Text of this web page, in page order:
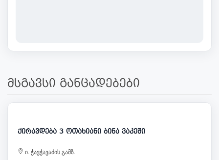
მსგავსი განცადებები
3 000
ქირავდება 3 ოთახიანი ბინა ვაკეში
ი. ჭავჭავაძის გამზ.